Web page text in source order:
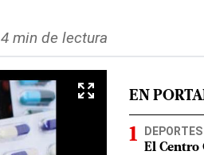
4 min de lectura
EN
DEPORTES
El Centro